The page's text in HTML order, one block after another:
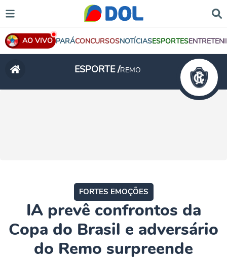
AO VIVO PARÁCONCURSOSNOTÍCIASESPORTES
ESPORTE /REMO
FORTES EMOÇÕES
IA prevê confrontos da
Copa do Brasil e adversário
do Remo surpreende